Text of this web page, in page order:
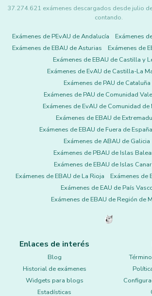
37.274.621 exámenes descargados desde julio
contando.
Exámenes de PEvAU de Andalucía
Exámenes
Exámenes de EBAU de Asturias
Exámenes de
Exámenes de EBAU de Castilla y
Exámenes de EvAU de Castilla-La
Exámenes de PAU de Cataluña
Exámenes de PAU de Comunidad
Exámenes de EvAU de Comunidad de
Exámenes de EBAU de
Exámenes de EBAU de Fuera de
Exámenes de ABAU de Galicia
Exámenes de PBAU de Islas
Exámenes de EBAU de Islas
Exámenes de EBAU de La Rioja
Exámenes de
Exámenes de EAU de País
Exámenes de EBAU de Región de
Enlaces de interés
Blog
Historial de exámenes
Widgets para blogs
Estadísticas